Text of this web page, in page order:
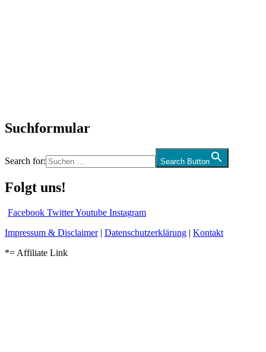
Suchformular
Search for: Search Button
Folgt uns!
Facebook TwitterYoutube Instagram
Impressum & Disclaimer| Datenschutzerklärung | Kontakt
*= Affiliate Link